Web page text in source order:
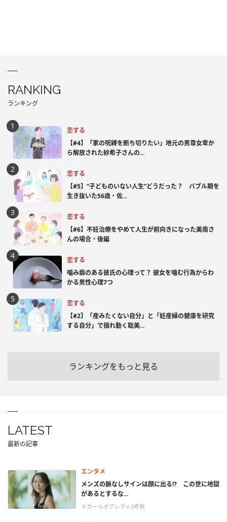
RANKING
ランキング
恋する
【#4】「家の呪縛を断ち切りたい」地元の男尊女卑か
ら解放された紗希子さんの...
恋する
【#5】“子どものいない人生”どうだった？ バブル期を
生き抜いた56歳・佐...
恋する
【#6】不妊治療をやめて人生が前向きになった美南さ
んの場合・後編
恋する
噛み癖のある彼氏の心理って？ 彼女を噛む行為からわ
かる男性心理7つ
恋する
【#2】「産みたくない自分」と「妊産婦の健康を研究
する自分」で揺れ動く聡美...
ランキングをもっと見る
LATEST
最新の記事
エンタメ
メンズの脈なしサインは顔に出る!? この世に地獄
があるとするな...
＃ガールオアレディ3考察